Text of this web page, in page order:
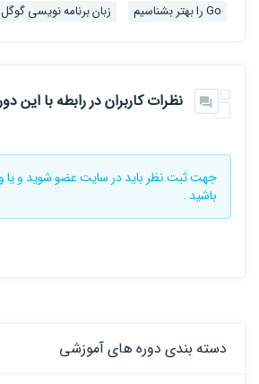
Go را بهتر بشناسیم
زبان برنامه نویسی گوگل
نظرات کاربران در رابطه با این
جهت ثبت نظر باید در سایتعضو شوید و یا
باشید .
دسته بندی دوره های آموزشی